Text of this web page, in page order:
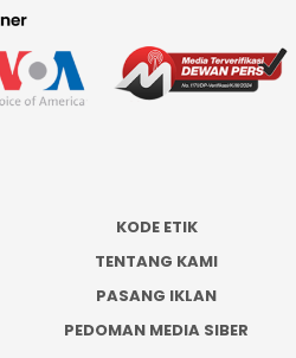
KODE ETIK
TENTANG KAMI
PASANG IKLAN
PEDOMAN MEDIA SIBER